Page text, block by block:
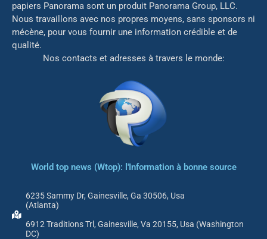
papiers Panorama sont un produit Panorama Group, LLC.
Nous travaillons avec nos propres moyens, sans sponsors ni
mécène, pour vous fournir une information crédible et de
qualité.
Nos contacts et adresses à travers le monde:
World top news (Wtop): l'Information à bonne source
6235 Sammy Dr, Gainesville, Ga 30506, Usa
(Atlanta)
6912 Traditions Trl, Gainesville, Va 20155, Usa (Washington
DC)